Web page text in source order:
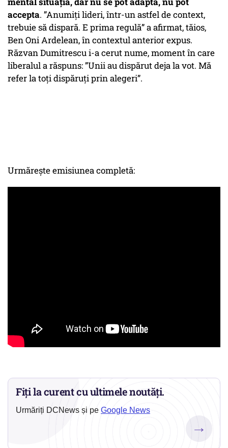
accepta. ”Anumiți lideri, într-un astfel de context,
trebuie să dispară. E prima regulă” a afirmat, tăios,
Ben Oni Ardelean, în contextul anterior expus.
Răzvan Dumitrescu i-a cerut nume, moment în care
liberalul a răspuns: ”Unii au dispărut deja la vot. Mă
refer la toți dispăruți prin alegeri”.
Urmărește emisiunea completă:
Fiți la curent cu ultimele noutăți.
Urmăriți DCNews și pe Google News
→